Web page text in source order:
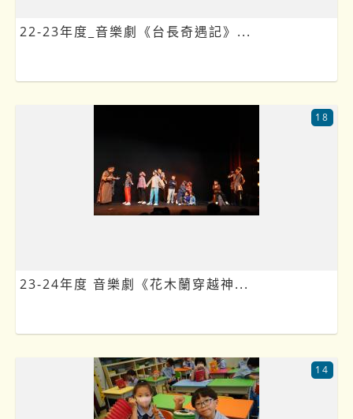
22-23年度_音樂劇《台長奇遇記》...
23-24年度 音樂劇《花木蘭穿越神...
18
14